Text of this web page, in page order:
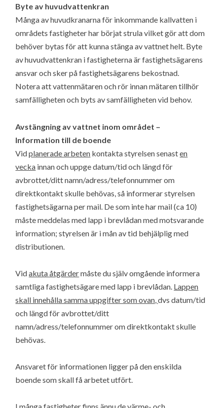
Byte av huvudvattenkran
Många av huvudkranarna för inkommande kallvatten i
områdets fastigheter har börjat strula vilket gör att dom
behöver bytas för att kunna stänga av vattnet helt. Byte
av huvudvattenkran i fastigheterna är fastighetsägarens
ansvar och sker på fastighetsägarens bekostnad.
Notera att vattenmätaren och rör innan mätaren tillhör
samfälligheten och byts av samfälligheten vid behov.
Avstängning av vattnet inom området –
Information till de boende
Vidplanerade arbeten kontakta styrelsen senasten
vecka innan och uppge datum/tid och längd för
avbrottet/ditt namn/adress/telefonnummer om
direktkontakt skulle behövas, så informerar styrelsen
fastighetsägarna per mail. De som inte har mail (ca 10)
måste meddelas med lapp i brevlådan med motsvarande
information; styrelsen är i mån av tid behjälplig med
distributionen.
Vidakuta åtgärdermåste du själv omgående informera
samtliga fastighetsägare med lapp i brevlådan. Lappen
skall innehålla samma uppgifter som ovan,dvs datum/tid
och längd för avbrottet/ditt
namn/adress/telefonnummer om direktkontakt skulle
behövas.
Ansvaret för informationen ligger på den enskilda
boende som skall få arbetet utfört.